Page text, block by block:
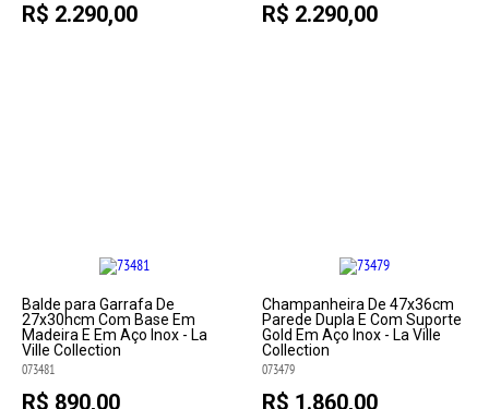
R$ 2.290,00 R$ 2.290,00
Balde para Garrafa De
27x30hcm Com Base Em
Madeira E Em Aço Inox - La
Ville Collection
073481
R$ 890,00
Champanheira De 47x36cm
Parede Dupla E Com Suporte
Gold Em Aço Inox - La Ville
Collection
073479
R$ 1.860,00